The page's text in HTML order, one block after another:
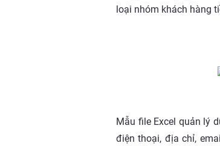
loại nhóm khách hàng
Mẫu file Excel quản lý
điện thoại, địa chỉ,